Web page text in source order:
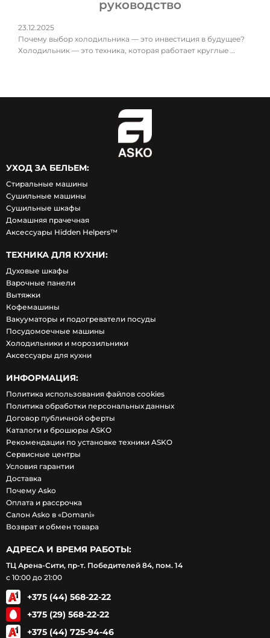
руководство
23.12.2025
Почему выбор холодильника — это инвестиция в будущее?
Холодильник — это техника, которая работает круглые …
УХОД ЗА БЕЛЬЕМ:
Стиральные машины
Сушильные машины
Сушильные шкафы
Домашняя прачечная
Аксессуары Hidden Helpers™
ТЕХНИКА ДЛЯ КУХНИ:
Духовые шкафы
Варочные панели
Вытяжки
Кофемашины
Вакууматоры и подогреватели посуды
Посудомоечные машины
Холодильники и морозильники
Аксессуары для кухни
ИНФОРМАЦИЯ:
Политика использования файлов cookies
Политика обработки персональных данных
Договор публичной оферты
Каталоги и брошюры ASKO
Рекомендации по установке техники ASKO
Сервисные центры
Условия гарантии
Доставка
Почему Asko
Оплата и рассрочка
Салон Asko в «Domani»
Возврат и обмен товара
АДРЕСА И ВРЕМЯ РАБОТЫ:
ТЦ Арена-Сити, пр-т. Победителей 84, пом. 14
с 10:00 до 21:00
+375 (44) 568-22-22
+375 (29) 568-22-22
+375 (44) 725-94-46